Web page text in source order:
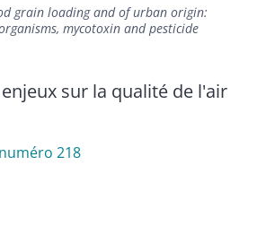
grain loading and of urban origin:
mycotoxin and pesticide
sur la qualité de l'air
218